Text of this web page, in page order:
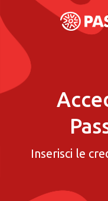
Inserisci le